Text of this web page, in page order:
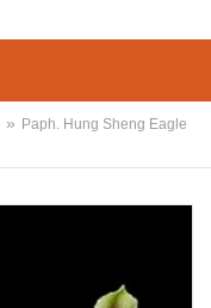
» Paph. Hung Sheng Eagle